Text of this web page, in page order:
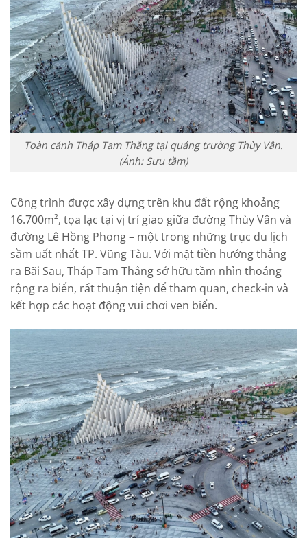
Toàn cảnh Tháp Tam Thắng tại quảng trường Thùy Vân.
(Ảnh: Sưu tầm)
Công trình được xây dựng trên khu đất rộng khoảng
16.700m², tọa lạc tại vị trí giao giữa đường Thùy Vân và
đường Lê Hồng Phong – một trong những trục du lịch
sầm uất nhất TP. Vũng Tàu. Với mặt tiền hướng thẳng
ra Bãi Sau, Tháp Tam Thắng sở hữu tầm nhìn thoáng
rộng ra biển, rất thuận tiện để tham quan, check-in và
kết hợp các hoạt động vui chơi ven biển.